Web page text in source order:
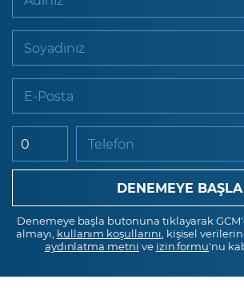
Soyadınız
E-Posta
Telefon
Denemeye başla butonuna tıklayarak
almayı, kullanım koşullarını , kişisel
aydınlatma metni ve izin formu'nu